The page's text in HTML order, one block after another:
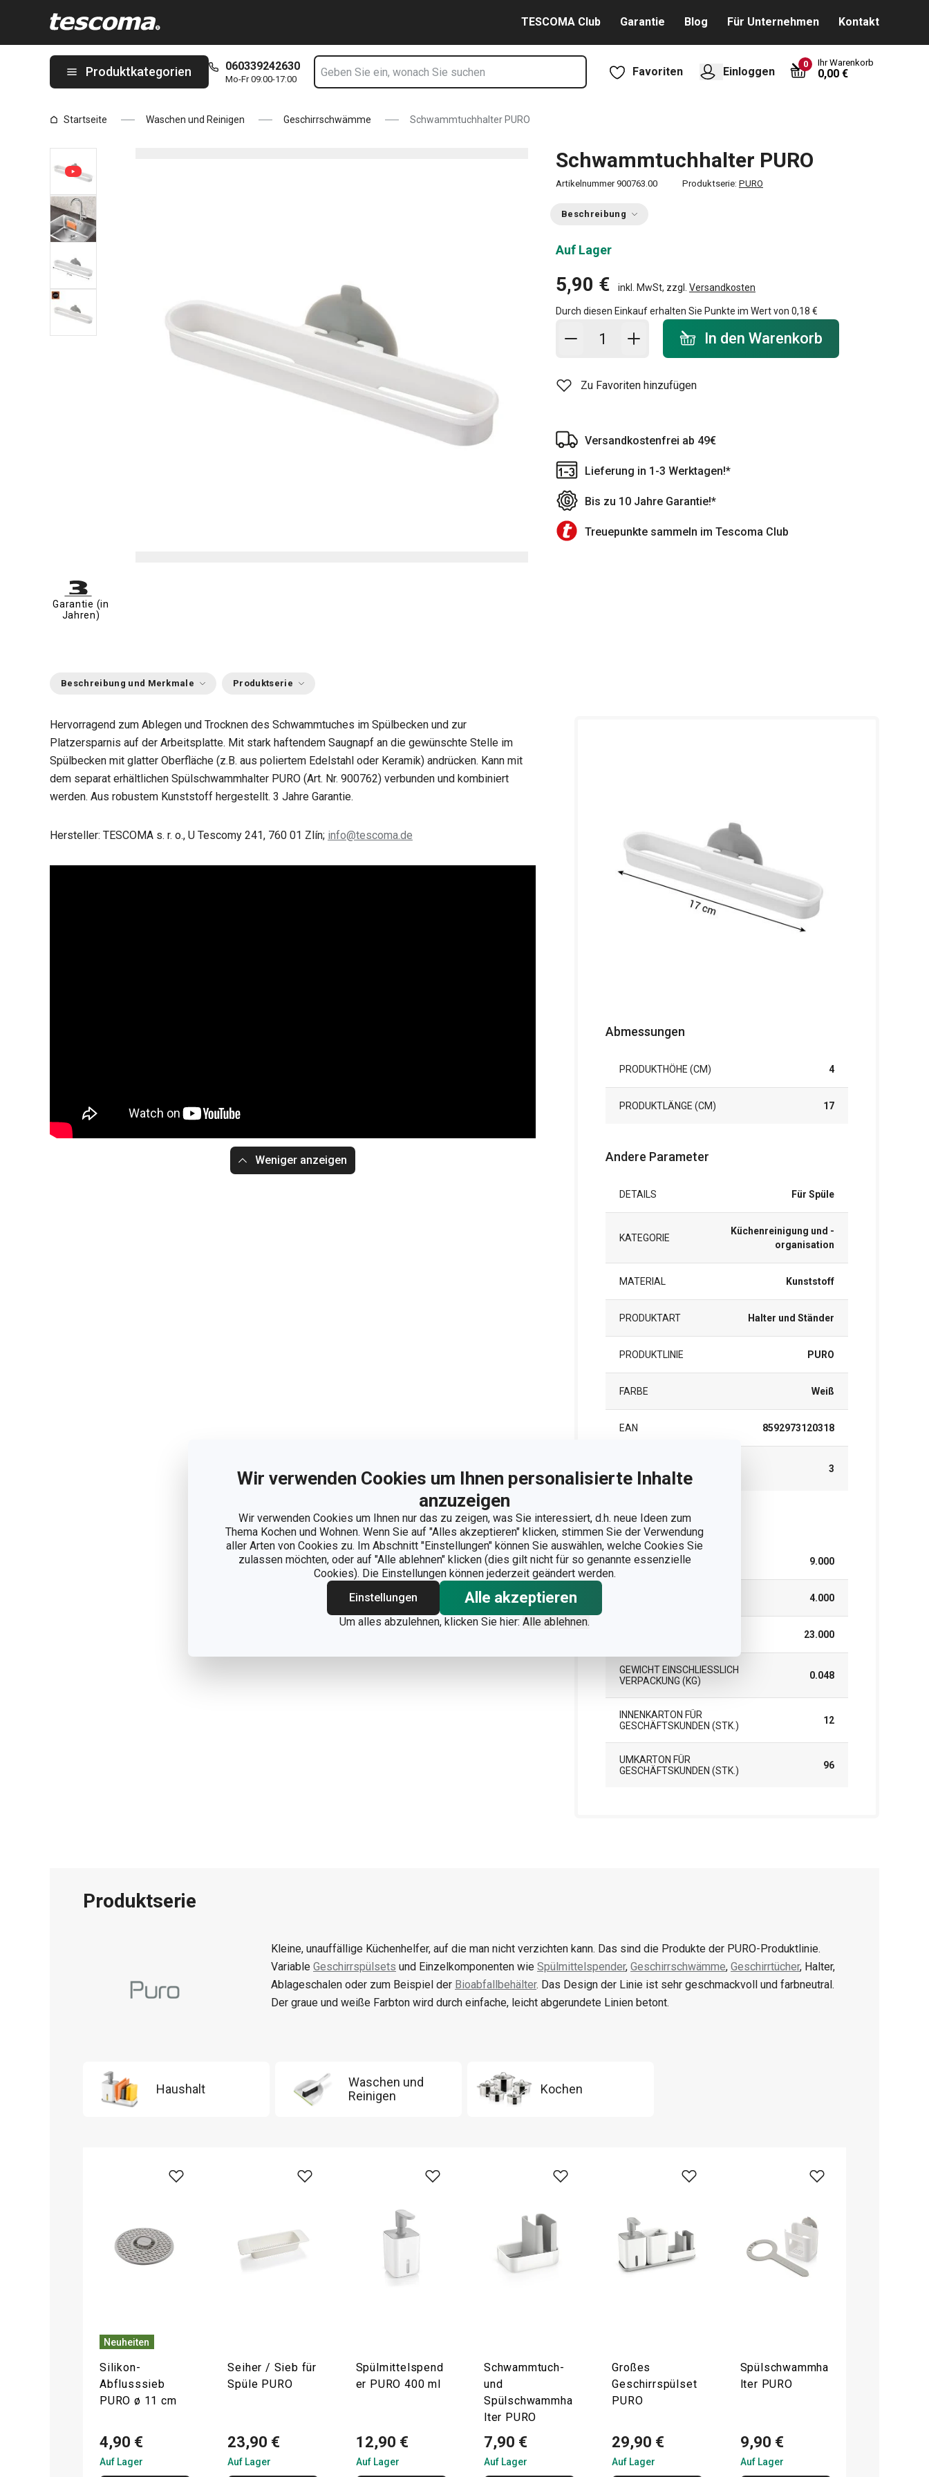
Wir verwenden Cookies um Ihnen personalisierte Inhalte
anzuzeigen
Wir verwenden Cookies um Ihnen nur das zu zeigen, was Sie interessiert, d.h. neue Ideen zum
Thema Kochen und Wohnen. Wenn Sie auf "Alles akzeptieren" klicken, stimmen Sie der Verwendung
aller Arten von Cookies zu. Im Abschnitt "Einstellungen" können Sie auswählen, welche Cookies Sie
zulassen möchten, oder auf "Alle ablehnen" klicken (dies gilt nicht für so genannte essenzielle
Cookies). Die Einstellungen können jederzeit geändert werden.
Einstellungen
Alle akzeptieren
Um alles abzulehnen, klicken Sie hier: Alle ablehnen.
TESCOMA Club Garantie Blog Für Unternehmen Kontakt
Produktkategorien 060339242630
Mo-Fr 09:00-17:00
Favoriten Einloggen
0 Ihr Warenkorb
0,00 €
Startseite Waschen und Reinigen Geschirrschwämme Schwammtuchhalter PURO
Schwammtuchhalter PURO
Artikelnummer 900763.00 Produktserie: PURO
Beschreibung
Auf Lager
5,90 € inkl. MwSt, zzgl. Versandkosten
Durch diesen Einkauf erhalten Sie Punkte im Wert von 0,18 €
In den Warenkorb - Menge
In den Warenkorb
Zu Favoriten hinzufügen
Versandkostenfrei ab 49€
Lieferung in 1-3 Werktagen!*
Bis zu 10 Jahre Garantie!*
Treuepunkte sammeln im Tescoma Club
Garantie (in
Jahren)
Beschreibung und Merkmale Produktserie
Hervorragend zum Ablegen und Trocknen des Schwammtuches im Spülbecken und zur
Platzersparnis auf der Arbeitsplatte. Mit stark haftendem Saugnapf an die gewünschte Stelle im
Spülbecken mit glatter Oberfläche (z.B. aus poliertem Edelstahl oder Keramik) andrücken. Kann mit
dem separat erhältlichen Spülschwammhalter PURO (Art. Nr. 900762) verbunden und kombiniert
werden. Aus robustem Kunststoff hergestellt. 3 Jahre Garantie.
Hersteller: TESCOMA s. r. o., U Tescomy 241, 760 01 Zlín; info@tescoma.de
Weniger anzeigen
Abmessungen
PRODUKTHÖHE (CM) 4
PRODUKTLÄNGE (CM) 17
Andere Parameter
DETAILS Für Spüle
KATEGORIE
Küchenreinigung und -
organisation
MATERIAL Kunststoff
PRODUKTART Halter und Ständer
PRODUKTLINIE PURO
FARBE Weiß
EAN 8592973120318
JAHREN)
3
Verpackung
BREITE (CM) 9.000
4.000
23.000
GEWICHT EINSCHLIESSLICH V
ERPACKUNG (KG)
0.048
INNENKARTON FÜR
GESCHÄFTSKUNDEN (STK.)
12
UMKARTON FÜR
GESCHÄFTSKUNDEN (STK.)
96
Produktserie
Kleine, unauffällige Küchenhelfer, auf die man nicht verzichten kann. Das sind die Produkte der PURO-Produktlinie.
Variable Geschirrspülsets und Einzelkomponenten wie Spülmittelspender, Geschirrschwämme, Geschirrtücher, Halter,
Ablageschalen oder zum Beispiel der Bioabfallbehälter. Das Design der Linie ist sehr geschmackvoll und farbneutral.
Der graue und weiße Farbton wird durch einfache, leicht abgerundete Linien betont.
Haushalt
Waschen und
Reinigen
Kochen
Neuheiten
Silikon-
Abflusssieb
PURO ø 11 cm
4,90 €
Auf Lager
Seiher / Sieb für
Spüle PURO
23,90 €
Auf Lager
Spülmittelspend
er PURO 400 ml
12,90 €
Auf Lager
Schwammtuch-
und
Spülschwammha
lter PURO
7,90 €
Auf Lager
Großes
Geschirrspülset
PURO
29,90 €
Auf Lager
Spülschwammha
lter PURO
9,90 €
Auf Lager